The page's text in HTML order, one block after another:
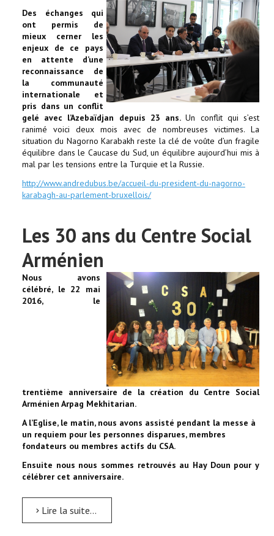
Des échanges qui
ont permis de
mieux cerner les
enjeux de ce pays
en attente d’une
reconnaissance de
la communauté
internationale et
pris dans un conflit
gelé avec l’Azebaïdjan depuis 23 ans.Un conflit qui s’est
ranimé voici deux mois avec de nombreuses victimes. La
situation du Nagorno Karabakh reste la clé de voûte d’un fragile
équilibre dans le Caucase du Sud, un équilibre aujourd’hui mis à
mal par les tensions entre la Turquie et la Russie.
http://www.andredubus.be/accueil-du-president-du-nagorno-
karabagh-au-parlement-bruxellois/
Les 30 ans du Centre Social
Arménien
Nous avons
célébré, le 22 mai
2016, le
trentième anniversaire de la création du Centre Social
Arménien Arpag Mekhitarian.
A l’Eglise, le matin, nous avons assisté pendant la messe à
un requiem pour les personnes disparues, membres
fondateurs ou membres actifs du CSA.
Ensuite nous nous sommes retrouvés au Hay Doun pour y
célébrer cet anniversaire.
Lire la suite...